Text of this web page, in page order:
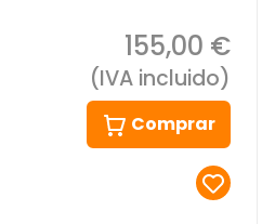
155,00 €
(IVA incluido)
Comprar